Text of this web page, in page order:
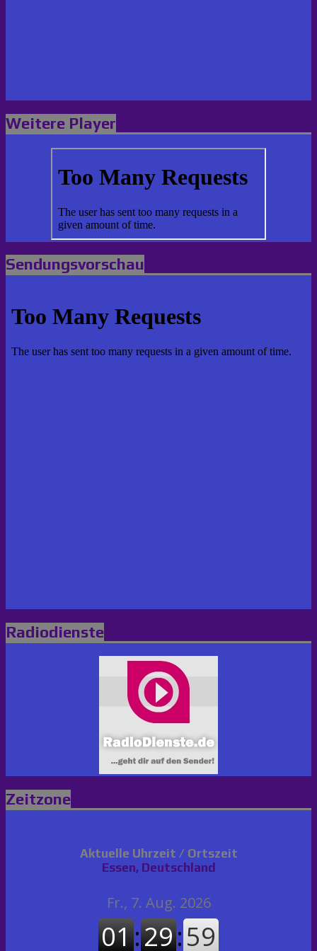
Weitere Player
Sendungsvorschau
Radiodienste
Zeitzone
Aktuelle Uhrzeit / Ortszeit
Essen, Deutschland